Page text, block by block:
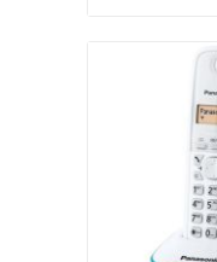
Baterije 2 x
400 mAh ),
h., stand by do
50 met. u
prostoru, 300
otvorenom
baze 89 x 43 x
dimenzije